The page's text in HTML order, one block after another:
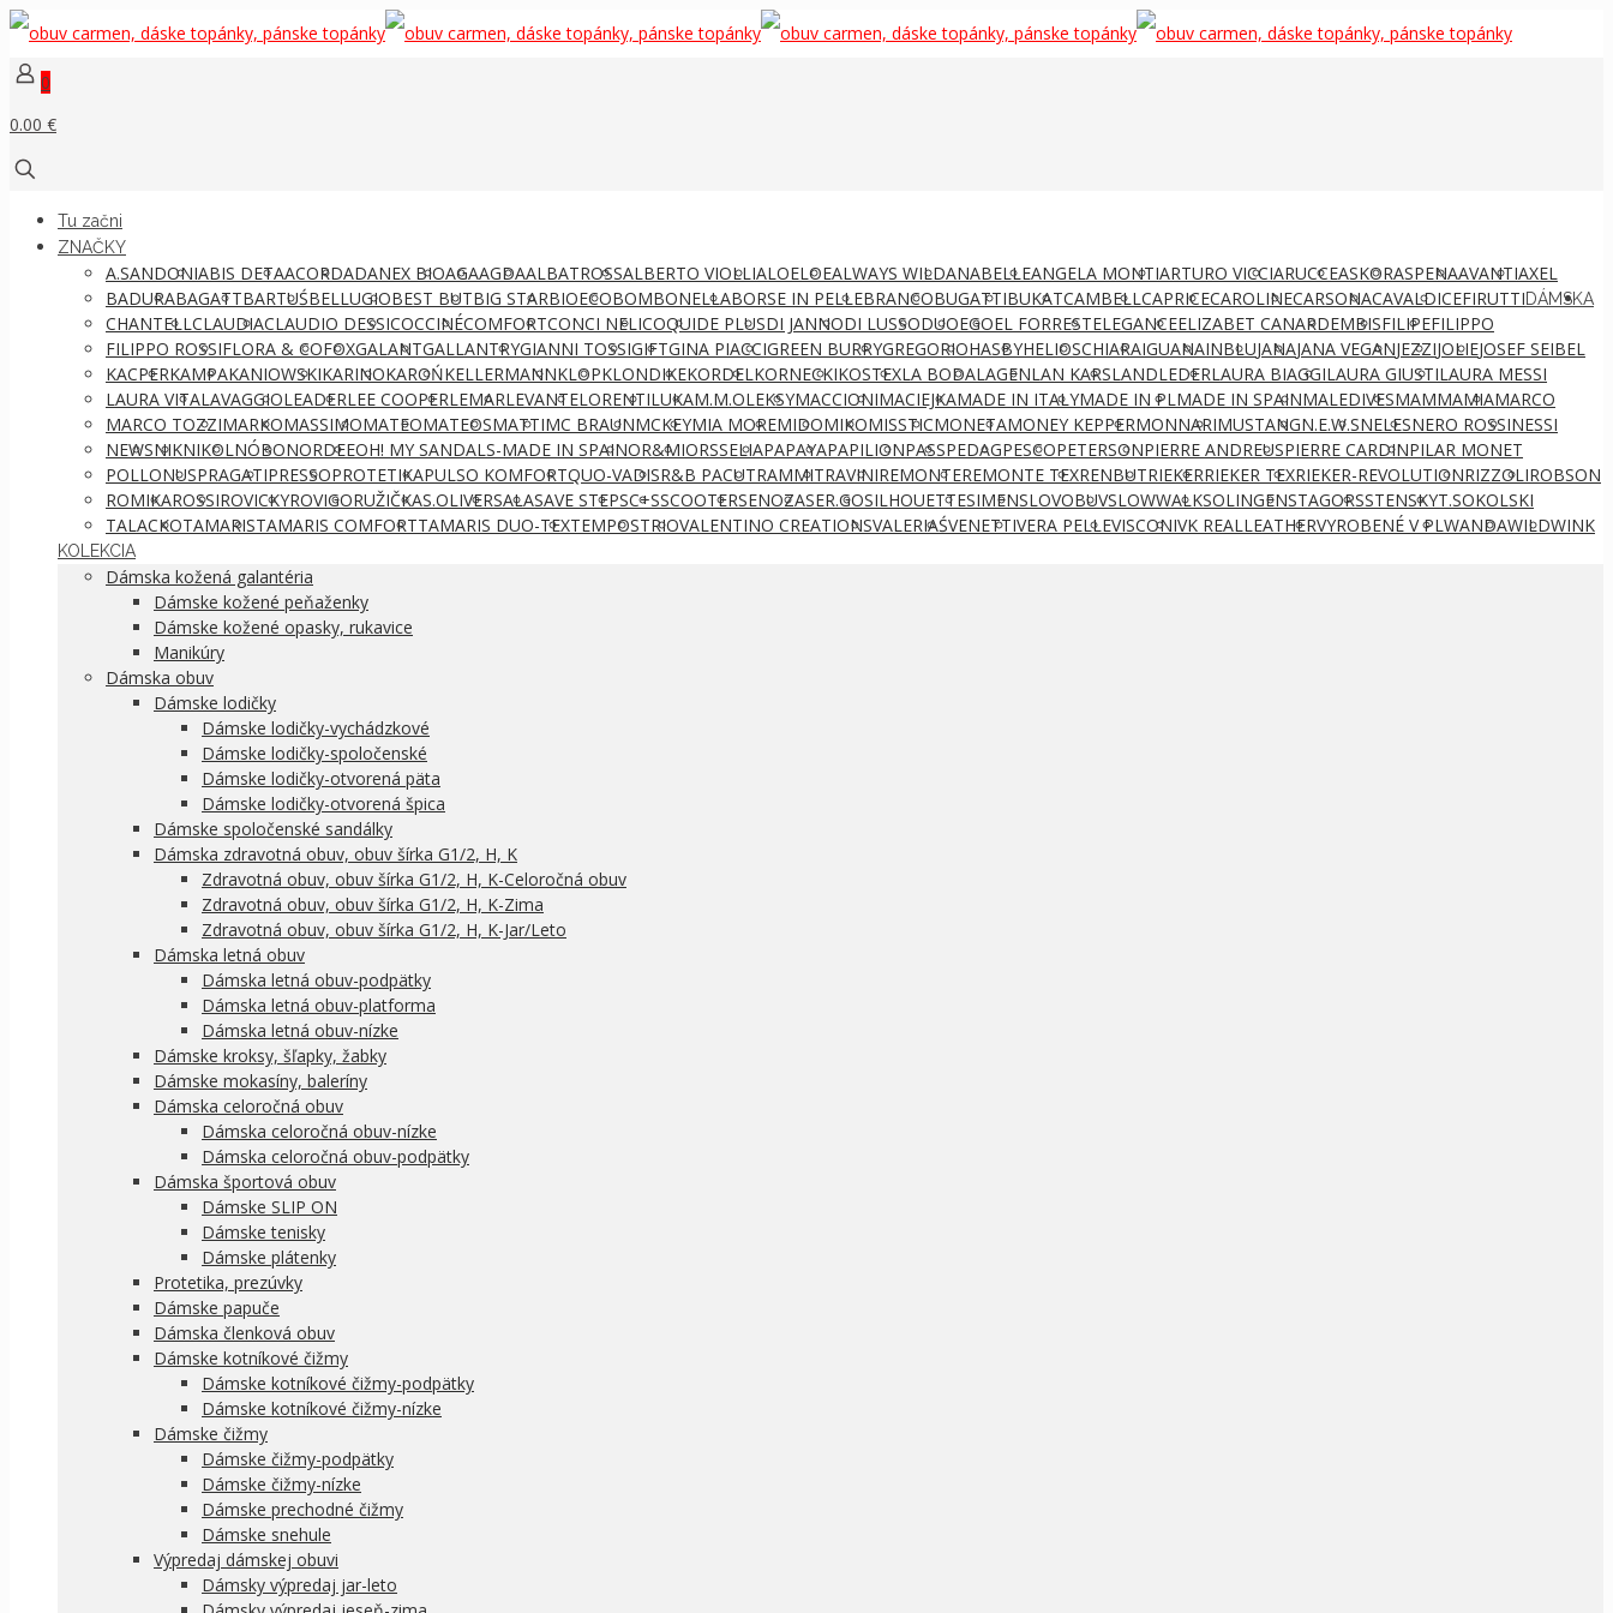
0
0.00 €
Tu začni
ZNAČKY
A.SANDONIABIS DETAACORDADANEX BIOAGAAGDAALBATROSSALBERTO VIOLLIALOELOEALWAYS WILDANABELLEANGELA MONTIARTURO VICCIARUCCEASKORASPENAAVANTIAXEL
BADURABAGATTBARTUŚBELLUGIOBEST BUTBIG STARBIOECOBOMBONELLABORSE IN PELLEBRANCOBUGATTIBUKATCAMBELLCAPRICECAROLINECARSONACAVALDICEFIRUTTI
CHANTELLCLAUDIACLAUDIO DESSICOCCINÉCOMFORTCONCI NELICOQUIDE PLUSDI JANNODI LUSSODUOEGOEL FORRESTELEGANCEELIZABET CANARDEMBISFILIPEFILIPPO
FILIPPO ROSSIFLORA & COFOXGALANTGALLANTRYGIANNI TOSSIGIFTGINA PIACCIGREEN BURRYGREGORIOHASBYHELIOSCHIARAIGUANAINBLUJANAJANA VEGANJEZZIJOLIEJOSEF SEIBEL
KACPERKAMPAKANIOWSKIKARINOKAROŃKELLERMANNKLOPKLONDIKEKORDELKORNECKIKOSTEXLA BODALAGENLAN KARSLANDLEDERLAURA BIAGGILAURA GIUSTILAURA MESSI
LAURA VITALAVAGGIOLEADERLEE COOPERLEMARLEVANTELORENTILUKAM.M.OLEKSYMACCIONIMACIEJKAMADE IN ITALYMADE IN PLMADE IN SPAINMALEDIVESMAMMAMIAMARCO
MARCO TOZZIMARKOMASSIMOMATEOMATEOSMATTIMC BRAUNMCKEYMIA MOREMIDOMIKOMISSTICMONETAMONEY KEPPERMONNARIMUSTANGN.E.W.SNELESNERO ROSSINESSI
NEWSNIKNIKOLNÓBONORDEEOH! MY SANDALS-MADE IN SPAINOR&MIORSSELIAPAPAYAPAPILIONPASSPEDAGPESCOPETERSONPIERRE ANDREUSPIERRE CARDINPILAR MONET
POLLONUSPRAGATIPRESSOPROTETIKAPULSO KOMFORTQUO-VADISR&B PACUTRAMMITRAVINIREMONTEREMONTE TEXRENBUTRIEKERRIEKER TEXRIEKER-REVOLUTIONRIZZOLIROBSON
ROMIKAROSSIROVICKYROVIGORUŽIČKAS.OLIVERSALASAVE STEPSC+SSCOOTERSENOZASER.GOSILHOUETTESIMENSLOVOBUVSLOWWALKSOLINGENSTAGORSSTENSKYT.SOKOLSKI
TALACKOTAMARISTAMARIS COMFORTTAMARIS DUO-TEXTEMPOSTRIOVALENTINO CREATIONSVALERIAŚVENETTIVERA PELLEVISCONIVK REALLEATHERVYROBENÉ V PLWANDAWILDWINK
DÁMSKA
KOLEKCIA
Dámska kožená galantéria
Dámske kožené peňaženky
Dámske kožené opasky, rukavice
Manikúry
Dámska obuv
Dámske lodičky
Dámske lodičky-vychádzkové
Dámske lodičky-spoločenské
Dámske lodičky-otvorená päta
Dámske lodičky-otvorená špica
Dámske spoločenské sandálky
Dámska zdravotná obuv, obuv šírka G1/2, H, K
Zdravotná obuv, obuv šírka G1/2, H, K-Celoročná obuv
Zdravotná obuv, obuv šírka G1/2, H, K-Zima
Zdravotná obuv, obuv šírka G1/2, H, K-Jar/Leto
Dámska letná obuv
Dámska letná obuv-podpätky
Dámska letná obuv-platforma
Dámska letná obuv-nízke
Dámske kroksy, šľapky, žabky
Dámske mokasíny, baleríny
Dámska celoročná obuv
Dámska celoročná obuv-nízke
Dámska celoročná obuv-podpätky
Dámska športová obuv
Dámske SLIP ON
Dámske tenisky
Dámske plátenky
Protetika, prezúvky
Dámske papuče
Dámska členková obuv
Dámske kotníkové čižmy
Dámske kotníkové čižmy-podpätky
Dámske kotníkové čižmy-nízke
Dámske čižmy
Dámske čižmy-podpätky
Dámske čižmy-nízke
Dámske prechodné čižmy
Dámske snehule
Výpredaj dámskej obuvi
Dámsky výpredaj jar-leto